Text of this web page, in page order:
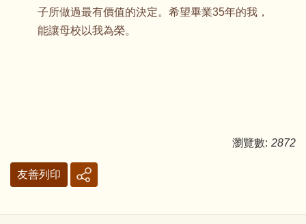
子所做過最有價值的決定。希望畢業35年的我，
能讓母校以我為榮。
瀏覽數: 2872
友善列印